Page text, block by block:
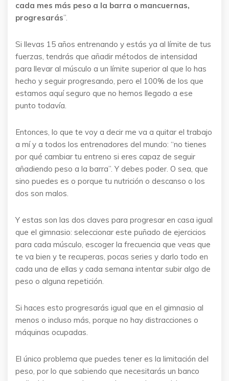
cada mes más peso a la barra o mancuernas,
progresarás”.
Si llevas 15 años entrenando y estás ya al límite de tus
fuerzas, tendrás que añadir métodos de intensidad
para llevar al músculo a un límite superior al que lo has
hecho y seguir progresando, pero el 100% de los que
estamos aquí seguro que no hemos llegado a ese
punto todavía.
Entonces, lo que te voy a decir me va a quitar el trabajo
a mí y a todos los entrenadores del mundo: “no tienes
por qué cambiar tu entreno si eres capaz de seguir
añadiendo peso a la barra”. Y debes poder. O sea, que
sino puedes es o porque tu nutrición o descanso o los
dos son malos.
Y estas son las dos claves para progresar en casa igual
que el gimnasio: seleccionar este puñado de ejercicios
para cada músculo, escoger la frecuencia que veas que
te va bien y te recuperas, pocas series y darlo todo en
cada una de ellas y cada semana intentar subir algo de
peso o alguna repetición.
Si haces esto progresarás igual que en el gimnasio al
menos o incluso más, porque no hay distracciones o
máquinas ocupadas.
El único problema que puedes tener es la limitación del
peso, por lo que sabiendo que necesitarás un banco